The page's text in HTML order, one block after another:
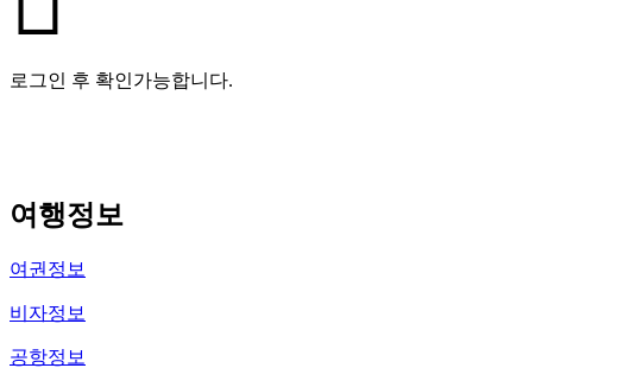
로그인 후 확인가능합니다.
여행정보
여권정보
비자정보
공항정보